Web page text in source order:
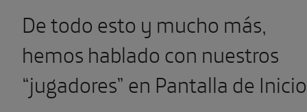
De todo esto y mucho más,
hemos hablado con nuestros
“jugadores” en Pantalla de